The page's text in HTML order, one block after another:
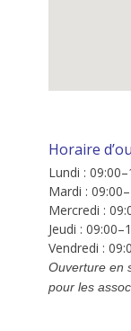
Horaire
Lundi :
Mardi :
Mercredi :
Jeudi :
Vendredi :
Ouverture en
pour les